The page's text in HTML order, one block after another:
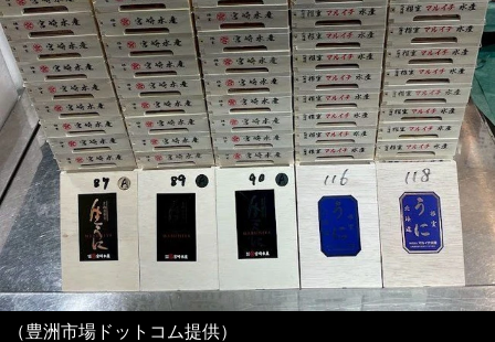
（豊洲市場ドットコム提供）